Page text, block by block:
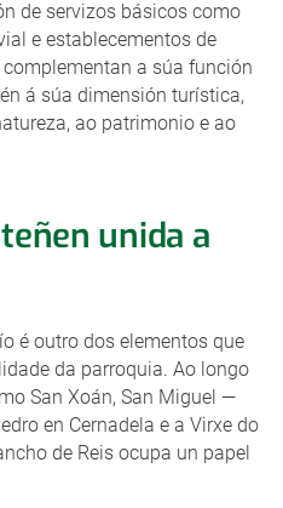
de servizos básicos como
e establecementos de
a súa función
á súa dimensión turística,
ao patrimonio e ao
unida a
é outro dos elementos que
da parroquia. Ao longo
San Xoán, San Miguel —
en Cernadela e a Virxe do
de Reis ocupa un papel